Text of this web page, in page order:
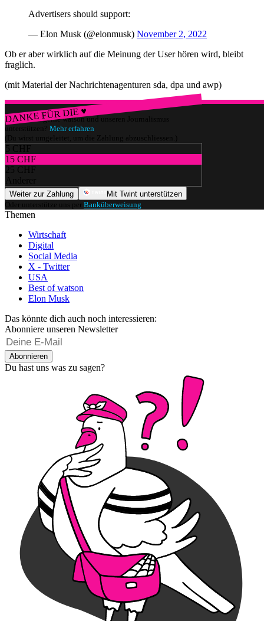
Advertisers should support:
— Elon Musk (@elonmusk) November 2, 2022
Ob er aber wirklich auf die Meinung der User hören wird, bleibt
fraglich.
(mit Material der Nachrichtenagenturen sda, dpa und awp)
DANKE FÜR DIE ♥
Würdest du gerne watson und unseren Journalismus
unterstützen? Mehr erfahren
(Du wirst umgeleitet, um die Zahlung abzuschliessen.)
5 CHF
15 CHF
25 CHF
Anderer
Weiter zur Zahlung
Mit Twint unterstützen
Oder unterstütze uns per Banküberweisung
Themen
Wirtschaft
Digital
Social Media
X - Twitter
USA
Best of watson
Elon Musk
Das könnte dich auch noch interessieren:
Abonniere unseren Newsletter
Abonnieren
Du hast uns was zu sagen?